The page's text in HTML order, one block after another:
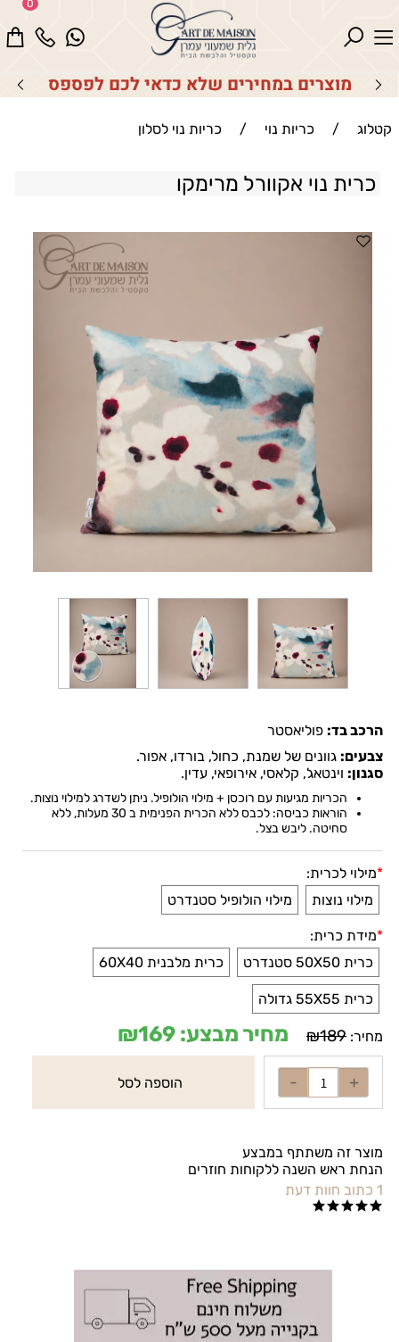
מוצרים במחירים שלא כדאי לכם לפספס
0
קטלוג / כריות נוי / כריות נוי לסלון
כרית נוי אקוורל מרימקו
הרכב בד: פוליאסטר
צבעים: גוונים של שמנת, כחול, בורדו, אפור.
סגנון: וינטאג', קלאסי, אירופאי, עדין.
הכריות מגיעות עם רוכסן + מילוי הולופיל. ניתן לשדרג למילוי נוצות.
הוראות כביסה: לכבס ללא הכרית הפנימית ב 30 מעלות, ללא
סחיטה. ליבש בצל.
*מילוי לכרית:
מילוי נוצות
מילוי הולופיל סטנדרט
*מידת כרית:
כרית 50X50 סטנדרט
כרית מלבנית 60X40
כרית 55X55 גדולה
מחיר: ₪189 מחיר מבצע: ₪169
הוספה לסל
מוצר זה משתתף במבצע
הנחת ראש השנה ללקוחות חוזרים
1 כתוב חוות דעת